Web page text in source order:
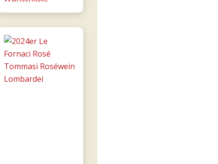
0,75l
Tommasi
Menge